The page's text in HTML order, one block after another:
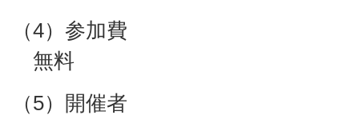
（4）参加費
無料
（5）開催者